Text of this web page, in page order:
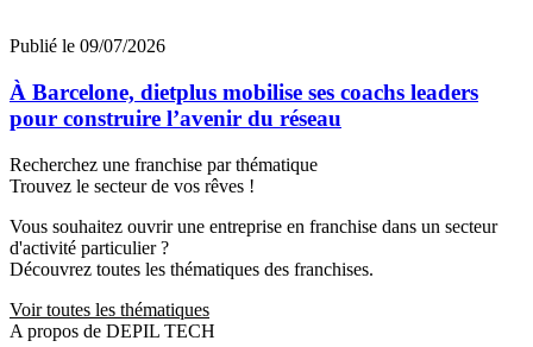
Publié le 09/07/2026
À Barcelone, dietplus mobilise ses coachs leaders
pour construire l’avenir du réseau
Recherchez une franchise par thématique
Trouvez le secteur de vos rêves !
Vous souhaitez ouvrir une entreprise en franchise dans un secteur
d'activité particulier ?
Découvrez toutes les thématiques des franchises.
Voir toutes les thématiques
A propos de DEPIL TECH